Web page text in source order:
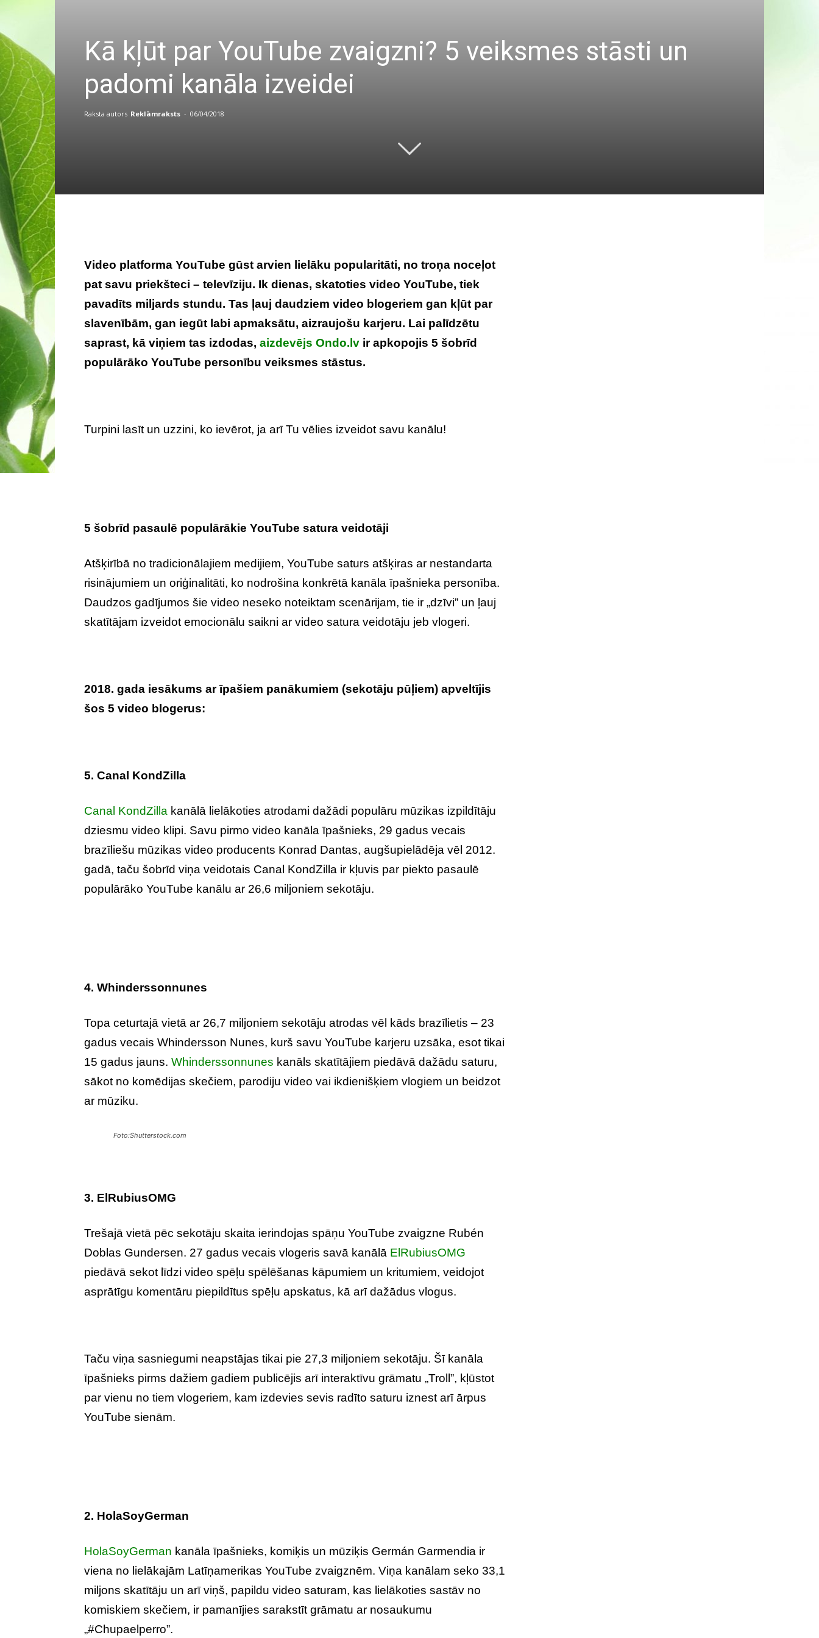
Kā kļūt par YouTube zvaigzni? 5 veiksmes stāsti un
padomi kanāla izveidei
Raksta autors Reklāmraksts - 06/04/2018
Video platforma YouTube gūst arvien lielāku popularitāti, no troņa noceļot
pat savu priekšteci – televīziju. Ik dienas, skatoties video YouTube, tiek
pavadīts miljards stundu. Tas ļauj daudziem video blogeriem gan kļūt par
slavenībām, gan iegūt labi apmaksātu, aizraujošu karjeru. Lai palīdzētu
saprast, kā viņiem tas izdodas, aizdevējs Ondo.lv ir apkopojis 5 šobrīd
populārāko YouTube personību veiksmes stāstus.
Turpini lasīt un uzzini, ko ievērot, ja arī Tu vēlies izveidot savu kanālu!
5 šobrīd pasaulē populārākie YouTube satura veidotāji
Atšķirībā no tradicionālajiem medijiem, YouTube saturs atšķiras ar nestandarta
risinājumiem un oriģinalitāti, ko nodrošina konkrētā kanāla īpašnieka personība.
Daudzos gadījumos šie video neseko noteiktam scenārijam, tie ir „dzīvi” un ļauj
skatītājam izveidot emocionālu saikni ar video satura veidotāju jeb vlogeri.
2018. gada iesākums ar īpašiem panākumiem (sekotāju pūļiem) apveltījis
šos 5 video blogerus:
5. Canal KondZilla
Canal KondZilla kanālā lielākoties atrodami dažādi populāru mūzikas izpildītāju
dziesmu video klipi. Savu pirmo video kanāla īpašnieks, 29 gadus vecais
brazīliešu mūzikas video producents Konrad Dantas, augšupielādēja vēl 2012.
gadā, taču šobrīd viņa veidotais Canal KondZilla ir kļuvis par piekto pasaulē
populārāko YouTube kanālu ar 26,6 miljoniem sekotāju.
4. Whinderssonnunes
Topa ceturtajā vietā ar 26,7 miljoniem sekotāju atrodas vēl kāds brazīlietis – 23
gadus vecais Whindersson Nunes, kurš savu YouTube karjeru uzsāka, esot tikai
15 gadus jauns. Whinderssonnunes kanāls skatītājiem piedāvā dažādu saturu,
sākot no komēdijas skečiem, parodiju video vai ikdienišķiem vlogiem un beidzot
ar mūziku.
Foto:Shutterstock.com
3. ElRubiusOMG
Trešajā vietā pēc sekotāju skaita ierindojas spāņu YouTube zvaigzne Rubén
Doblas Gundersen. 27 gadus vecais vlogeris savā kanālā ElRubiusOMG
piedāvā sekot līdzi video spēļu spēlēšanas kāpumiem un kritumiem, veidojot
asprātīgu komentāru piepildītus spēļu apskatus, kā arī dažādus vlogus.
Taču viņa sasniegumi neapstājas tikai pie 27,3 miljoniem sekotāju. Šī kanāla
īpašnieks pirms dažiem gadiem publicējis arī interaktīvu grāmatu „Troll”, kļūstot
par vienu no tiem vlogeriem, kam izdevies sevis radīto saturu iznest arī ārpus
YouTube sienām.
2. HolaSoyGerman
HolaSoyGerman kanāla īpašnieks, komiķis un mūziķis Germán Garmendia ir
viena no lielākajām Latīņamerikas YouTube zvaigznēm. Viņa kanālam seko 33,1
miljons skatītāju un arī viņš, papildu video saturam, kas lielākoties sastāv no
komiskiem skečiem, ir pamanījies sarakstīt grāmatu ar nosaukumu
„#Chupaelperro”.